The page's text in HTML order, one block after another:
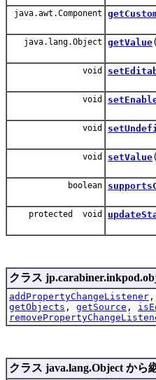
java.awt.Component
java.lang.Object getValue
void
void
void
void setValue
boolean
protected void
クラス
addPropertyChangeListener ,
getObjects , getSource ,
クラス java.lang.Object から